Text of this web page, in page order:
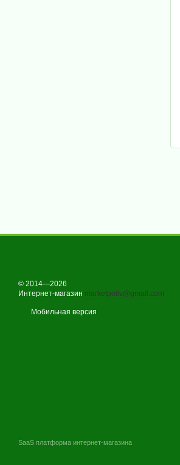
© 2014—2026
Интернет-магазин marketpoliv@gmail.com
Мобильная версия
SaaS платформа интернет-магазина